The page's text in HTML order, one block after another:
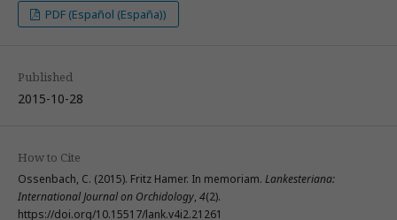
PDF (Español (España))
Published
2015-10-28
How to Cite
Ossenbach, C. (2015). Fritz Hamer. In memoriam. Lankesteriana:
International Journal on Orchidology, 4(2).
https://doi.org/10.15517/lank.v4i2.21261